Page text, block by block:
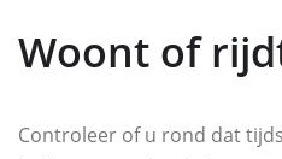
Woont of
Controleer of u rond dat